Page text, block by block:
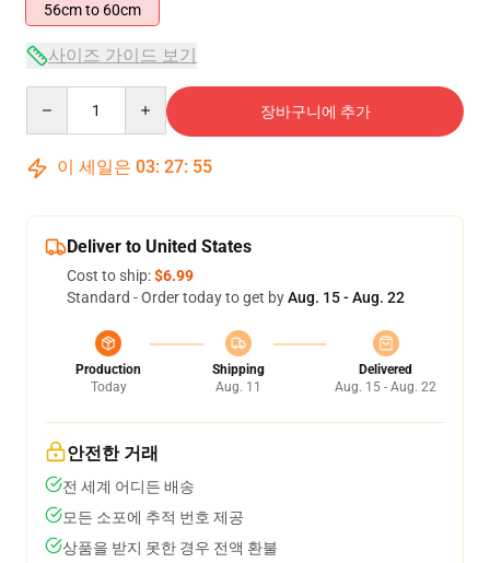
56cm to 60cm
사이즈 가이드 보기
장바구니에 추가
이 세일은 03: 27: 54
Deliver to United States
Cost to ship:$6.99
Standard - Order today to get byAug. 15 - Aug. 22
Production
Today
Shipping
Aug. 11
Delivered
Aug. 15 - Aug. 22
안전한 거래
전 세계 어디든 배송
모든 소포에 추적 번호 제공
상품을 받지 못한 경우 전액 환불